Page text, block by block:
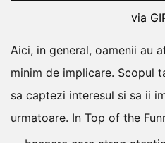
via
Aici, in general, oamenii au
minim de implicare. Scopul
sa captezi interesul si sa ii
urmatoare. In Top of the